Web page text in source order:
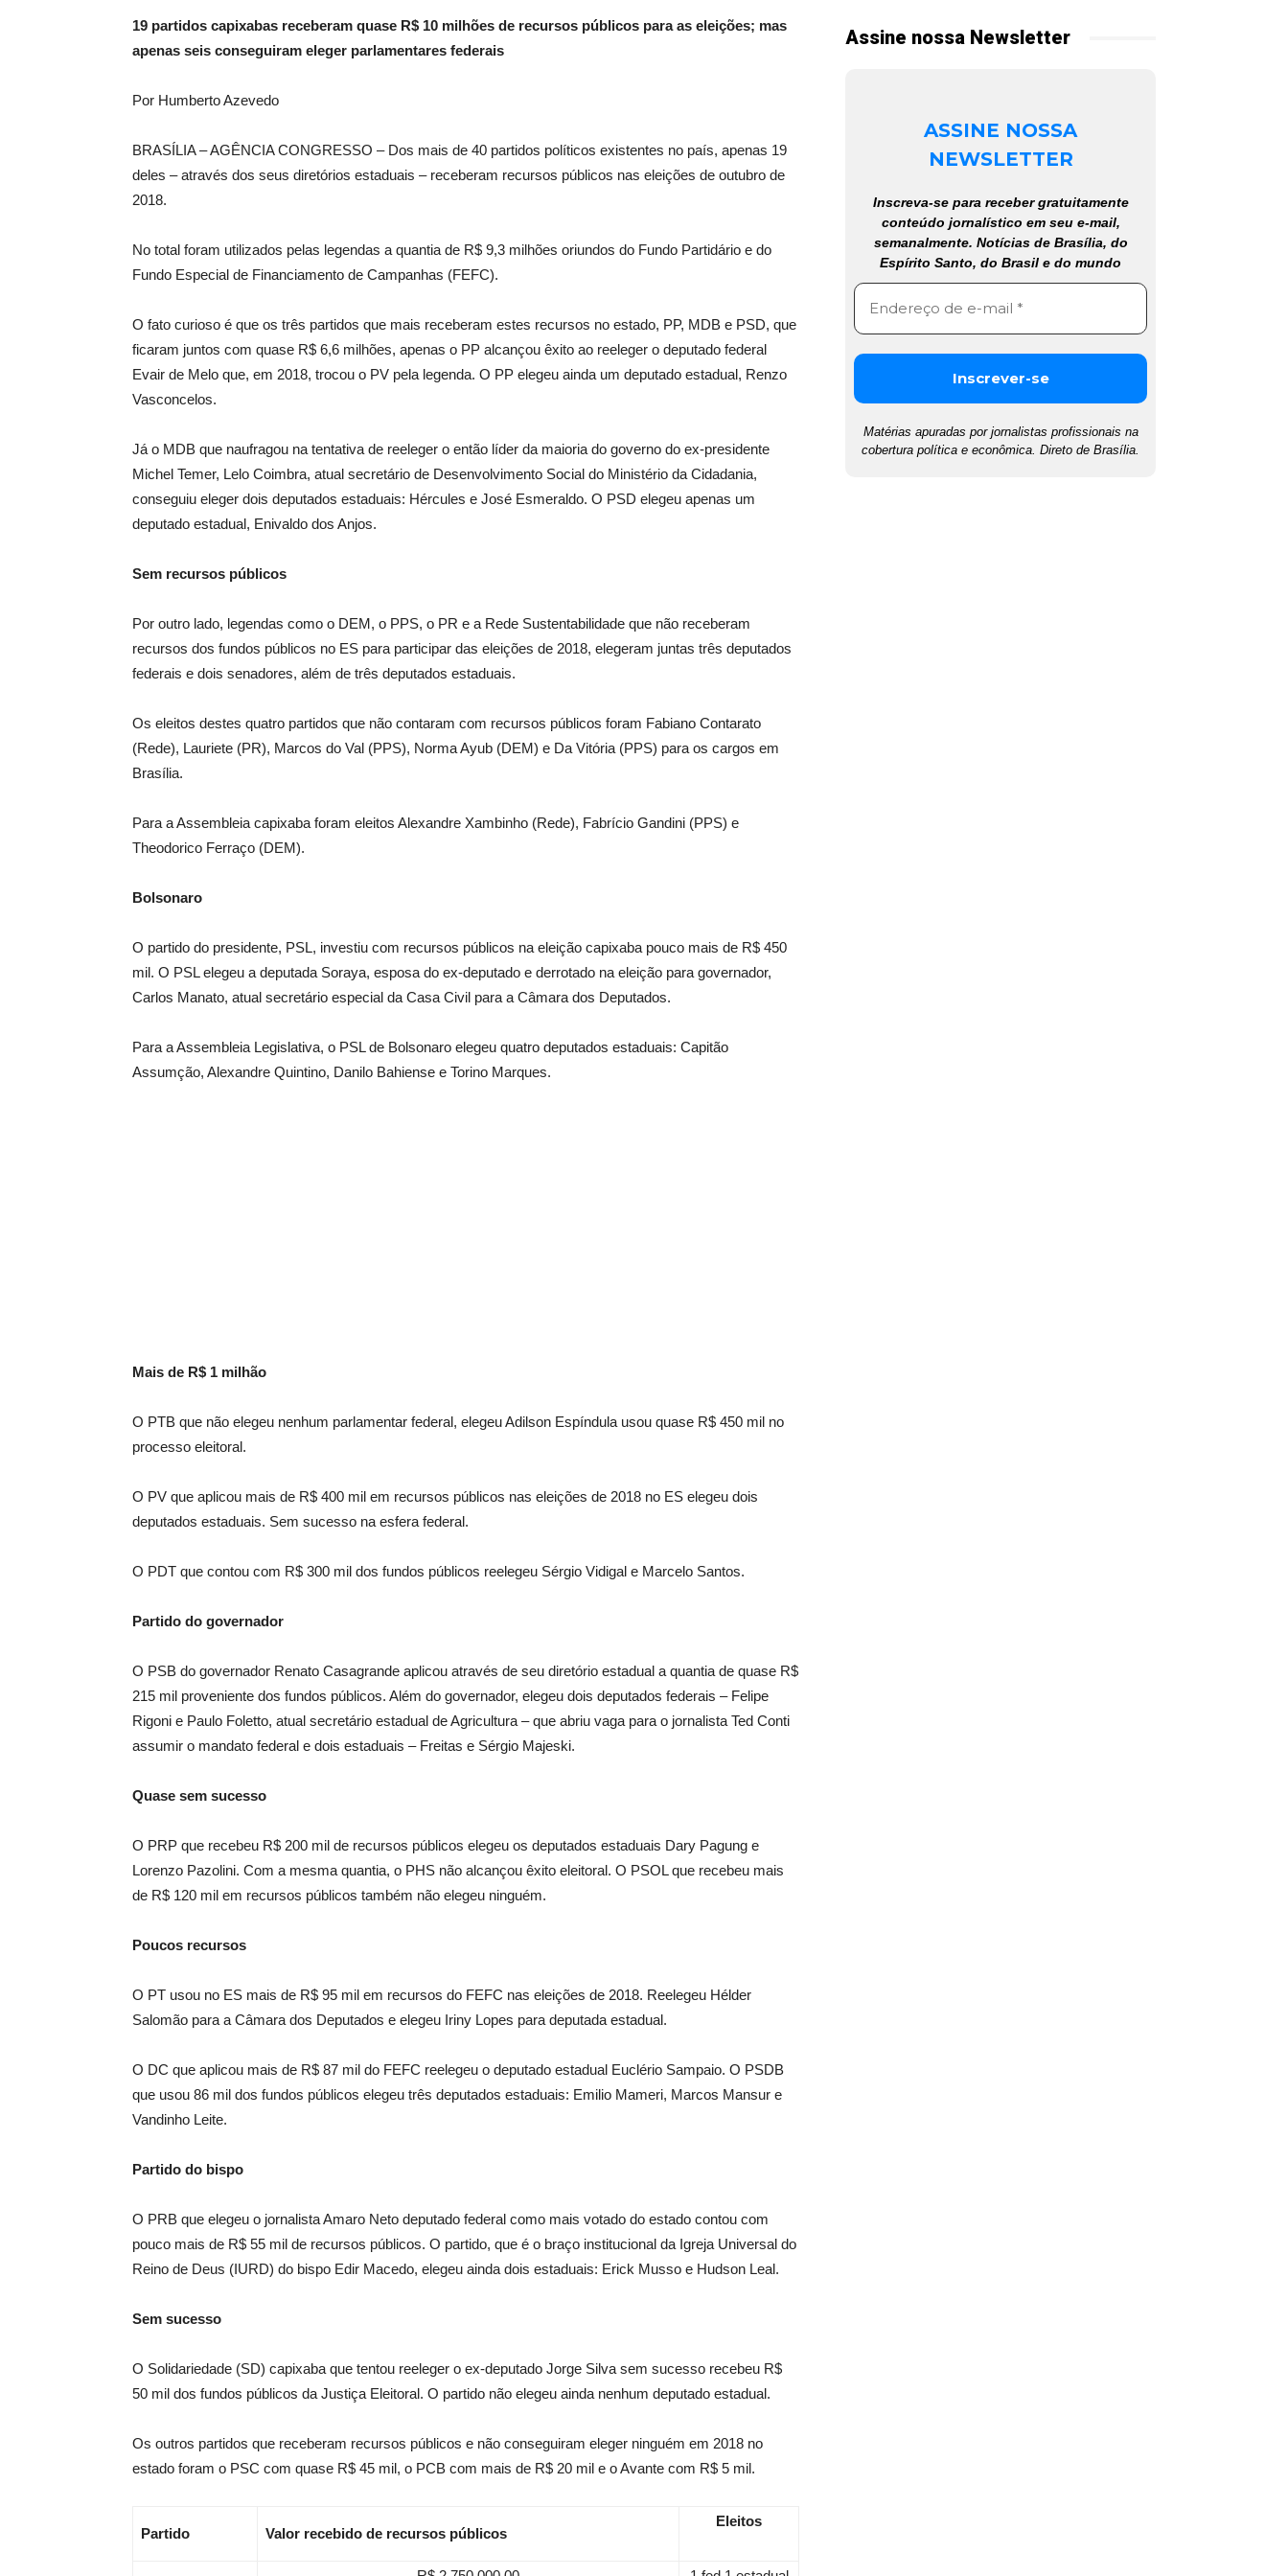
19 partidos capixabas receberam quase R$ 10 milhões de recursos públicos para as eleições; mas
apenas seis conseguiram eleger parlamentares federais
Por Humberto Azevedo
BRASÍLIA – AGÊNCIA CONGRESSO – Dos mais de 40 partidos políticos existentes no país, apenas 19
deles – através dos seus diretórios estaduais – receberam recursos públicos nas eleições de outubro de
2018.
No total foram utilizados pelas legendas a quantia de R$ 9,3 milhões oriundos do Fundo Partidário e do
Fundo Especial de Financiamento de Campanhas (FEFC).
O fato curioso é que os três partidos que mais receberam estes recursos no estado, PP, MDB e PSD, que
ficaram juntos com quase R$ 6,6 milhões, apenas o PP alcançou êxito ao reeleger o deputado federal
Evair de Melo que, em 2018, trocou o PV pela legenda. O PP elegeu ainda um deputado estadual, Renzo
Vasconcelos.
Já o MDB que naufragou na tentativa de reeleger o então líder da maioria do governo do ex-presidente
Michel Temer, Lelo Coimbra, atual secretário de Desenvolvimento Social do Ministério da Cidadania,
conseguiu eleger dois deputados estaduais: Hércules e José Esmeraldo. O PSD elegeu apenas um
deputado estadual, Enivaldo dos Anjos.
Sem recursos públicos
Por outro lado, legendas como o DEM, o PPS, o PR e a Rede Sustentabilidade que não receberam
recursos dos fundos públicos no ES para participar das eleições de 2018, elegeram juntas três deputados
federais e dois senadores, além de três deputados estaduais.
Os eleitos destes quatro partidos que não contaram com recursos públicos foram Fabiano Contarato
(Rede), Lauriete (PR), Marcos do Val (PPS), Norma Ayub (DEM) e Da Vitória (PPS) para os cargos em
Brasília.
Para a Assembleia capixaba foram eleitos Alexandre Xambinho (Rede), Fabrício Gandini (PPS) e
Theodorico Ferraço (DEM).
Bolsonaro
O partido do presidente, PSL, investiu com recursos públicos na eleição capixaba pouco mais de R$ 450
mil. O PSL elegeu a deputada Soraya, esposa do ex-deputado e derrotado na eleição para governador,
Carlos Manato, atual secretário especial da Casa Civil para a Câmara dos Deputados.
Para a Assembleia Legislativa, o PSL de Bolsonaro elegeu quatro deputados estaduais: Capitão
Assumção, Alexandre Quintino, Danilo Bahiense e Torino Marques.
Mais de R$ 1 milhão
O PTB que não elegeu nenhum parlamentar federal, elegeu Adilson Espíndula usou quase R$ 450 mil no
processo eleitoral.
O PV que aplicou mais de R$ 400 mil em recursos públicos nas eleições de 2018 no ES elegeu dois
deputados estaduais. Sem sucesso na esfera federal.
O PDT que contou com R$ 300 mil dos fundos públicos reelegeu Sérgio Vidigal e Marcelo Santos.
Partido do governador
O PSB do governador Renato Casagrande aplicou através de seu diretório estadual a quantia de quase R$
215 mil proveniente dos fundos públicos. Além do governador, elegeu dois deputados federais – Felipe
Rigoni e Paulo Foletto, atual secretário estadual de Agricultura – que abriu vaga para o jornalista Ted Conti
assumir o mandato federal e dois estaduais – Freitas e Sérgio Majeski.
Quase sem sucesso
O PRP que recebeu R$ 200 mil de recursos públicos elegeu os deputados estaduais Dary Pagung e
Lorenzo Pazolini. Com a mesma quantia, o PHS não alcançou êxito eleitoral. O PSOL que recebeu mais
de R$ 120 mil em recursos públicos também não elegeu ninguém.
Poucos recursos
O PT usou no ES mais de R$ 95 mil em recursos do FEFC nas eleições de 2018. Reelegeu Hélder
Salomão para a Câmara dos Deputados e elegeu Iriny Lopes para deputada estadual.
O DC que aplicou mais de R$ 87 mil do FEFC reelegeu o deputado estadual Euclério Sampaio. O PSDB
que usou 86 mil dos fundos públicos elegeu três deputados estaduais: Emilio Mameri, Marcos Mansur e
Vandinho Leite.
Partido do bispo
O PRB que elegeu o jornalista Amaro Neto deputado federal como mais votado do estado contou com
pouco mais de R$ 55 mil de recursos públicos. O partido, que é o braço institucional da Igreja Universal do
Reino de Deus (IURD) do bispo Edir Macedo, elegeu ainda dois estaduais: Erick Musso e Hudson Leal.
Sem sucesso
O Solidariedade (SD) capixaba que tentou reeleger o ex-deputado Jorge Silva sem sucesso recebeu R$
50 mil dos fundos públicos da Justiça Eleitoral. O partido não elegeu ainda nenhum deputado estadual.
Os outros partidos que receberam recursos públicos e não conseguiram eleger ninguém em 2018 no
estado foram o PSC com quase R$ 45 mil, o PCB com mais de R$ 20 mil e o Avante com R$ 5 mil.
Partido Valor recebido de recursos públicos
Eleitos
Assine nossa Newsletter
ASSINE NOSSA
NEWSLETTER
Inscreva-se para receber gratuitamente
conteúdo jornalístico em seu e-mail,
semanalmente. Notícias de Brasília, do
Espírito Santo, do Brasil e do mundo
Matérias apuradas por jornalistas profissionais na
cobertura política e econômica. Direto de Brasília.